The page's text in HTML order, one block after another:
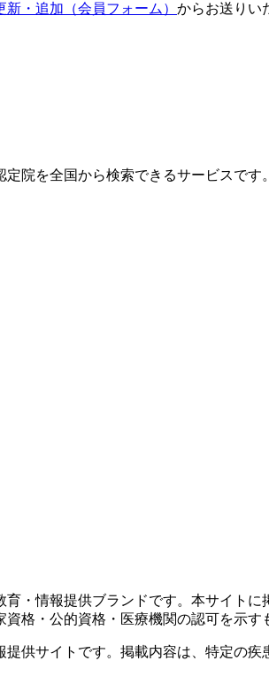
新・追加（会員フォーム） からお送りい
院を全国から検索できるサービスです。
・情報提供ブランドです。本サイト
格・公的資格・医療機関の認可を示す
供サイトです。掲載内容は、特定の